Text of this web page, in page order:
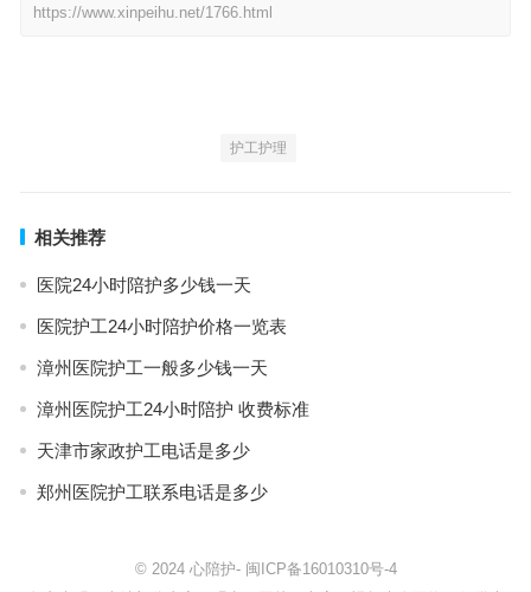
https://www.xinpeihu.net/1766.html
护工护理
相关推荐
医院24小时陪护多少钱一天
医院护工24小时陪护价格一览表
漳州医院护工一般多少钱一天
漳州医院护工24小时陪护 收费标准
天津市家政护工电话是多少
郑州医院护工联系电话是多少
© 2024 心陪护- 闽ICP备16010310号-4